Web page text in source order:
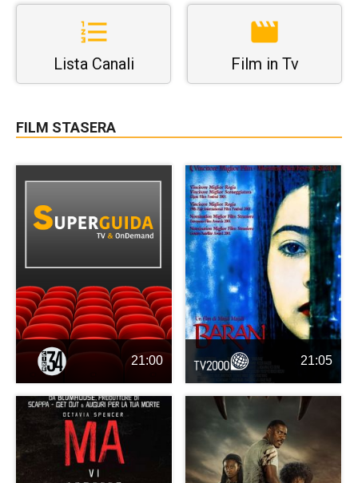
Lista Canali Film in Tv
FILM STASERA
21:00 21:05